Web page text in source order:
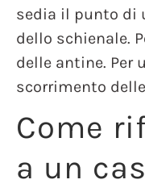
sedia il punto di
dello schienale.
delle antine. Per
scorrimento
Come
a un